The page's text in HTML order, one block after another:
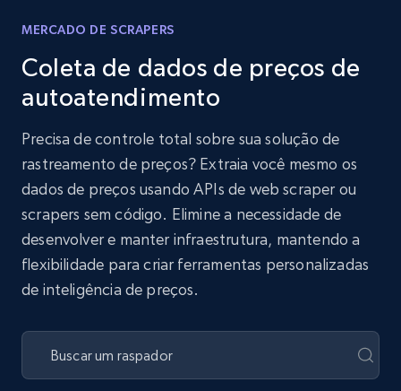
MERCADO DE SCRAPERS
Coleta de dados de preços de
autoatendimento
Precisa de controle total sobre sua solução de
rastreamento de preços? Extraia você mesmo os
dados de preços usando APIs de web scraper ou
scrapers sem código. Elimine a necessidade de
desenvolver e manter infraestrutura, mantendo a
flexibilidade para criar ferramentas personalizadas
de inteligência de preços.